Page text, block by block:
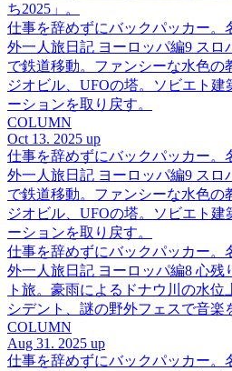
ち2025」。
仕事を辞めずにバックパッカー。
外一人旅日記 ヨーロッパ編9 スロ
で鉄道移動。ファンシーな水色の
ジオビル、UFOの塔。ソビエト
ーションを取り戻す。
COLUMN
Oct 13. 2025 up
仕事を辞めずにバックパッカー。
外一人旅日記 ヨーロッパ編9 スロ
で鉄道移動。ファンシーな水色の
ジオビル、UFOの塔。ソビエト
ーションを取り戻す。
仕事を辞めずにバックパッカー。
外一人旅日記 ヨーロッパ編8 心残
ト旅。豪雨によるドナウ川の水
シデント、謎の野外フェスで音楽
COLUMN
Aug 31. 2025 up
仕事を辞めずにバックパッカー。